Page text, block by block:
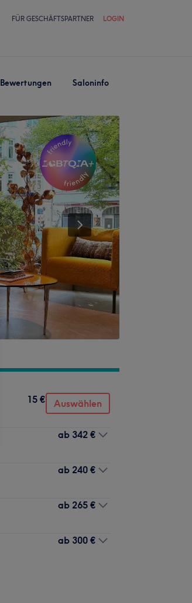
FÜR GESCHÄFTSPARTNER LOGIN
Bewertungen Saloninfo
15 € Auswählen
ab 342 €
ab 240 €
ab 265 €
ab 300 €